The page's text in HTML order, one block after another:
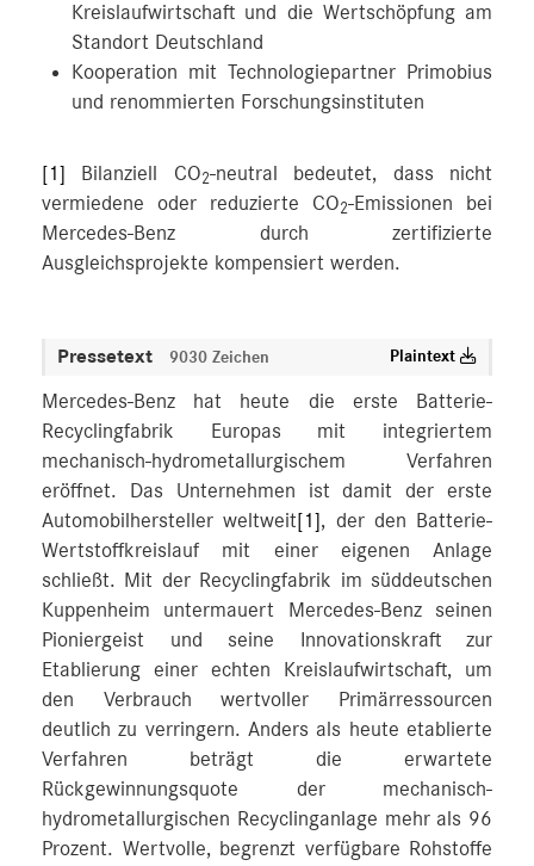
Kreislaufwirtschaft und die Wertschöpfung am
Standort Deutschland
Kooperation mit Technologiepartner Primobius
und renommierten Forschungsinstituten
[1] Bilanziell CO2-neutral bedeutet, dass nicht
vermiedene oder reduzierte CO2-Emissionen bei
Mercedes-Benz durch zertifizierte
Ausgleichsprojekte kompensiert werden.
Pressetext 9030 Zeichen Plaintext
Mercedes-Benz hat heute die erste Batterie-
Recyclingfabrik Europas mit integriertem
mechanisch-hydrometallurgischem Verfahren
eröffnet. Das Unternehmen ist damit der erste
Automobilhersteller weltweit[1], der den Batterie-
Wertstoffkreislauf mit einer eigenen Anlage
schließt. Mit der Recyclingfabrik im süddeutschen
Kuppenheim untermauert Mercedes-Benz seinen
Pioniergeist und seine Innovationskraft zur
Etablierung einer echten Kreislaufwirtschaft, um
den Verbrauch wertvoller Primärressourcen
deutlich zu verringern. Anders als heute etablierte
Verfahren beträgt die erwartete
Rückgewinnungsquote der mechanisch-
hydrometallurgischen Recyclinganlage mehr als 96
Prozent. Wertvolle, begrenzt verfügbare Rohstoffe